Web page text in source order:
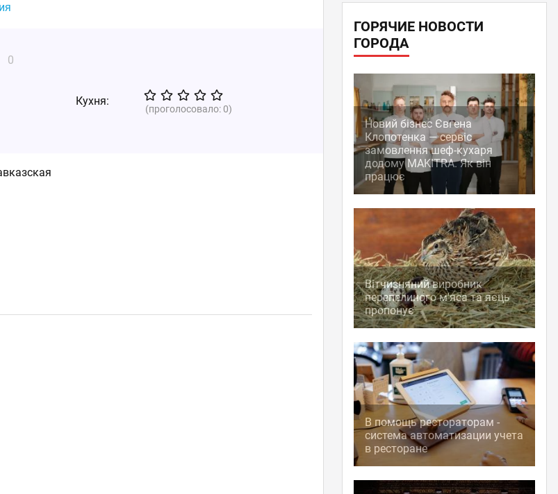
0
Кухня:
(проголосовало:0)
ГОРЯЧИЕ НОВОСТИ
ГОРОДА
Новий бізнес Євгена
Клопотенка — сервіс
замовлення шеф-кухаря
додому MAKITRA. Як він
працює
Вітчизняний виробник
перепелиного м'яса та яєць
пропонує
В помощь рестораторам -
система автоматизации учета
в ресторане